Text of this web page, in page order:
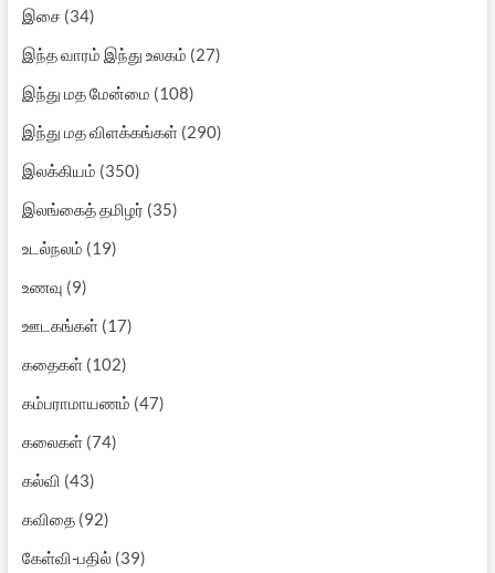
இசை(34)
இந்த வாரம் இந்து உலகம் (27)
இந்து மத மேன்மை (108)
இந்து மத விளக்கங்கள்(290)
இலக்கியம் (350)
இலங்கைத் தமிழர் (35)
உடல்நலம் (19)
உணவு (9)
ஊடகங்கள்(17)
கதைகள்(102)
கம்பராமாயணம் (47)
கலைகள்(74)
கல்வி (43)
கவிதை(92)
கேள்வி-பதில்(39)